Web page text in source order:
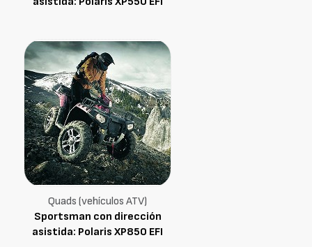
Quads (vehículos ATV)
Sportsman con dirección
asistida: Polaris XP850 EFI